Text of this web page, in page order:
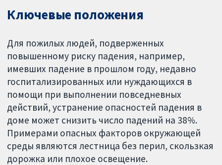
Ключевые положения
Для пожилых людей, подверженных
повышенному риску падения, например,
имевших падение в прошлом году, недавно
госпитализированных или нуждающихся в
помощи при выполнении повседневных
действий, устранение опасностей падения в
доме может снизить число падений на 38%.
Примерами опасных факторов окружающей
среды являются лестница без перил, скользкая
дорожка или плохое освещение.